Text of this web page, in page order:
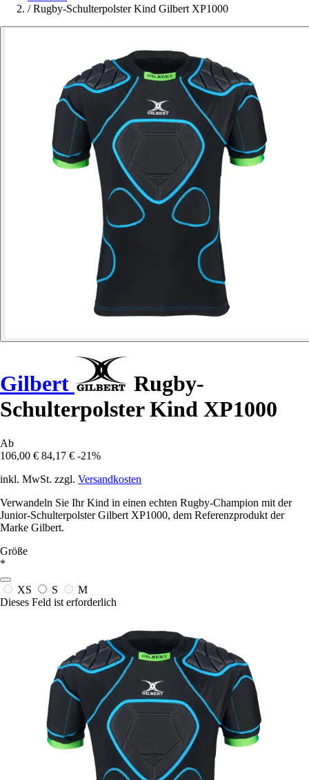
/ Rugby-Schulterpolster Kind Gilbert XP1000
Gilbert
Rugby-
Schulterpolster Kind XP1000
Ab
106,00 € 84,17 € -21%
inkl. MwSt. zzgl. Versandkosten
Verwandeln Sie Ihr Kind in einen echten Rugby-Champion mit der
Junior-Schulterpolster Gilbert XP1000, dem Referenzprodukt der
Marke Gilbert.
Größe
*
XS S
M
Dieses Feld ist erforderlich